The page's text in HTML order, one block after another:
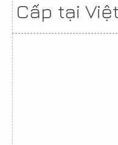
Cấp tại